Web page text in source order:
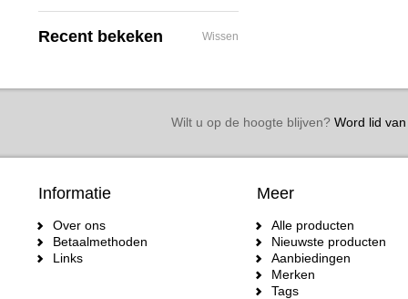
Recent bekeken Wissen
Wilt u op de hoogte blijven?Word lid van
Informatie
Over ons
Betaalmethoden
Links
Meer
Alle producten
Nieuwste producten
Aanbiedingen
Merken
Tags